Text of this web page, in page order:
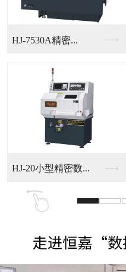
HJ-7530A精密...
HJ-20小型精密数...